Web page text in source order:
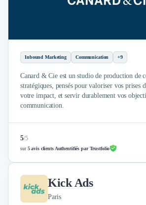
Inbound Marketing Communication +9
Canard & Cie est un studio de production de
stratégiques, pensés pour valoriser vos prises
votre impact, et servir durablement vos
communication.
5/5
sur5 avis clients Authentifiés par Trustfolio
Kick Ads
Paris